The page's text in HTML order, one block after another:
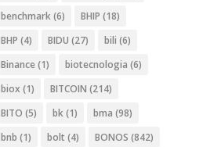
benchmark(6) BHIP (18)
BHP (4) BIDU (27) bili (6)
Binance (1) biotecnologia (6)
biox (1) BITCOIN (214)
BITO (5) bk(1) bma (98)
bnb (1) bolt (4) BONOS (842)